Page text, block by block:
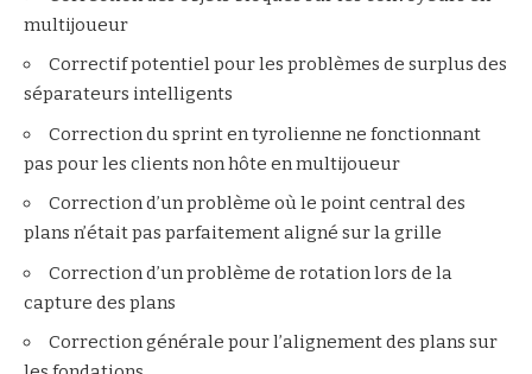
multijoueur
Correctif potentiel pour les problèmes de surplus des
séparateurs intelligents
Correction du sprint en tyrolienne ne fonctionnant
pas pour les clients non hôte en multijoueur
Correction d’un problème où le point central des
plans n’était pas parfaitement aligné sur la grille
Correction d’un problème de rotation lors de la
capture des plans
Correction générale pour l’alignement des plans sur